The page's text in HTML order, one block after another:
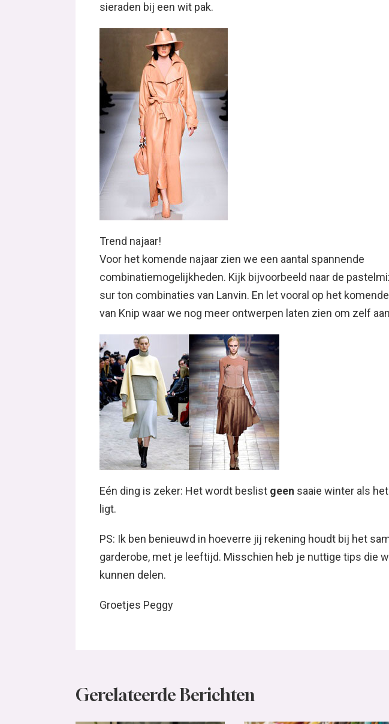
sieraden bij een wit pak.
Trend najaar!
Voor het komende najaar zien we een aantal spannende
combinatiemogelijkheden. Kijk bijvoorbeeld naar de
sur ton combinaties van Lanvin. En let vooral op het
van Knip waar we nog meer ontwerpen laten zien om zelf
Eén ding is zeker: Het wordt beslist geen saaie winter als
ligt.
PS: Ik ben benieuwd in hoeverre jij rekening houdt bij het
garderobe, met je leeftijd. Misschien heb je nuttige tips die
kunnen delen.
Groetjes Peggy
Gerelateerde Berichten